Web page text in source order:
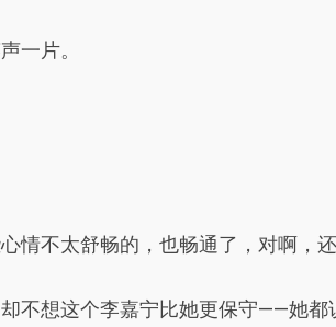
一片。
情不太舒畅的，也畅通了，对啊，
不想这个李嘉宁比她更保守——她